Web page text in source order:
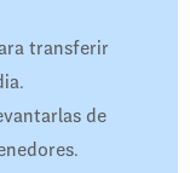
transferir
de